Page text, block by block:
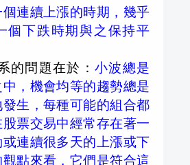
連續上漲的時期，幾乎
個下跌時期與之保持平
的問題在於： 小波總是
，機會均等的趨勢總是
生，每種可能的組合都
票交易中經常存在著一
連續很多天的上漲或下
點來看，它們是符合這